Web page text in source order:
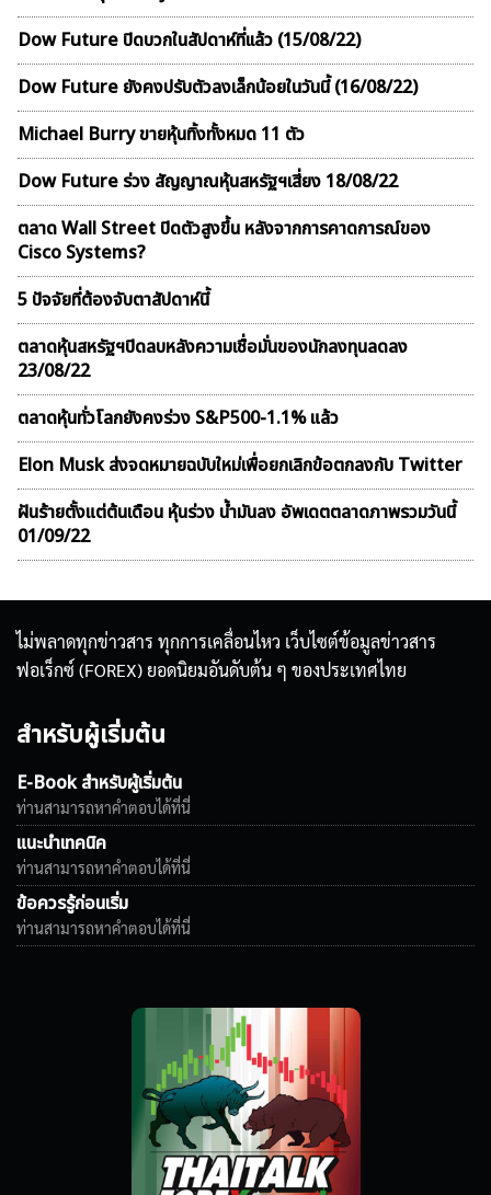
Dow Future ปิดบวกในสัปดาห์ที่เเล้ว (15/08/22)
Dow Future ยังคงปรับตัวลงเล็กน้อยในวันนี้ (16/08/22)
Michael Burry ขายหุ้นทิ้งทั้งหมด 11 ตัว
Dow Future ร่วง สัญญาณหุ้นสหรัฐฯเสี่ยง 18/08/22
ตลาด Wall Street ปิดตัวสูงขึ้น หลังจากการคาดการณ์ของ
Cisco Systems?
5 ปัจจัยที่ต้องจับตาสัปดาห์นี้
ตลาดหุ้นสหรัฐฯปิดลบหลังความเชื่อมั่นของนักลงทุนลดลง
23/08/22
ตลาดหุ้นทั่วโลกยังคงร่วง S&P500-1.1% แล้ว
Elon Musk ส่งจดหมายฉบับใหม่เพื่อยกเลิกข้อตกลงกับ Twitter
ฝันร้ายตั้งแต่ต้นเดือน หุ้นร่วง น้ำมันลง อัพเดตตลาดภาพรวมวันนี้
01/09/22
ไม่พลาดทุกข่าวสาร ทุกการเคลื่อนไหว เว็บไซต์ข้อมูลข่าวสาร
ฟอเร็กซ์ (FOREX) ยอดนิยมอันดับต้น ๆ ของประเทศไทย
สำหรับผู้เริ่มต้น
E-Book สำหรับผู้เริ่มต้น
ท่านสามารถหาคำตอบได้ที่นี่
แนะนำเทคนิค
ท่านสามารถหาคำตอบได้ที่นี่
ข้อควรรู้ก่อนเริ่ม
ท่านสามารถหาคำตอบได้ที่นี่